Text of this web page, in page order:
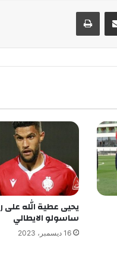
يحيى عطية الله على
ساسولو الايطالي
16 ديسمبر، 2023